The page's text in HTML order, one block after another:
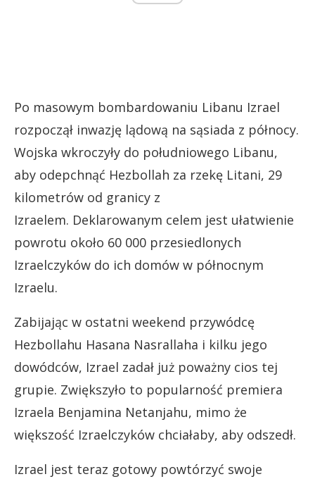
Po masowym bombardowaniu Libanu Izrael
rozpoczął inwazję lądową na sąsiada z północy.
Wojska wkroczyły do ​​południowego Libanu,
aby odepchnąć Hezbollah za rzekę Litani, 29
kilometrów od granicy z
Izraelem. Deklarowanym celem jest ułatwienie
powrotu około 60 000 przesiedlonych
Izraelczyków do ich domów w północnym
Izraelu.
Zabijając w ostatni weekend przywódcę
Hezbollahu Hasana Nasrallaha i kilku jego
dowódców, Izrael zadał już poważny cios tej
grupie. Zwiększyło to popularność premiera
Izraela Benjamina Netanjahu, mimo że
większość Izraelczyków chciałaby, aby odszedł.
Izrael jest teraz gotowy powtórzyć swoje